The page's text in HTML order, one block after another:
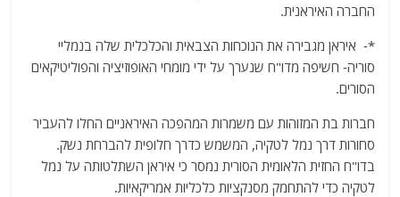
החברה האיראנית.
*- איראן מגבירה את הנוכחות הצבאית והכלכלית שלה בנמליי
סוריה- חשיפה מדו"ח שנערך על ידי מומחי האופוזיציה והפוליטיקאים
הסורים.
חברות בת המזוהות עם משמרות המהפכה האיראניים החלו להעביר
סחורות דרך נמל לטקיה, המשמש כדרך חלופית להברחת נשק.
בדו"ח החזית הלאומית הסורית נמסר כי איראן השתלטותה על נמל
לטקיה כדי להתחמק מסנקציות כלכליות אמריקאיות.